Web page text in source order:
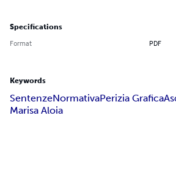
Specifications
Format PDF
Keywords
SentenzeNormativaPerizia Grafica
Marisa Aloia